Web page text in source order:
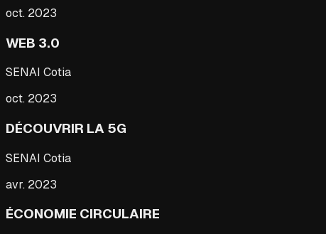
oct. 2023
WEB 3.0
SENAI Cotia
oct. 2023
DÉCOUVRIR LA 5G
SENAI Cotia
avr. 2023
ÉCONOMIE CIRCULAIRE